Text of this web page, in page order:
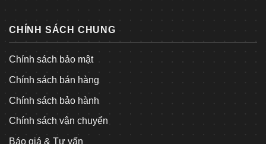
CHÍNH SÁCH CHUNG
Chính sách bảo mật
Chính sách bán hàng
Chính sách bảo hành
Chính sách vận chuyển
Báo giá & Tư vấn